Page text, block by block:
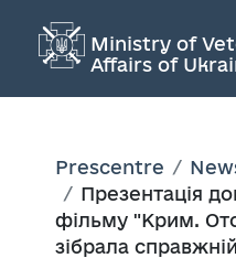
Ministry of
Affairs of
Prescentre
Презентація
фільму "Крим.
зібрала